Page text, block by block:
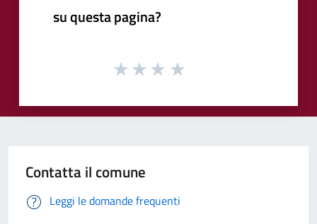
su questa pagina?
Contatta il comune
Leggi le domande frequenti